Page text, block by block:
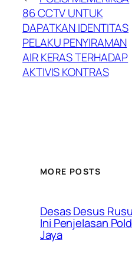
86 CCTV UNTUK
DAPATKAN IDENTITAS
PELAKU PENYIRAMAN
AIR KERAS TERHADAP
AKTIVIS KONTRAS
MORE POSTS
Desas Desus
Ini Penjelasan
Jaya